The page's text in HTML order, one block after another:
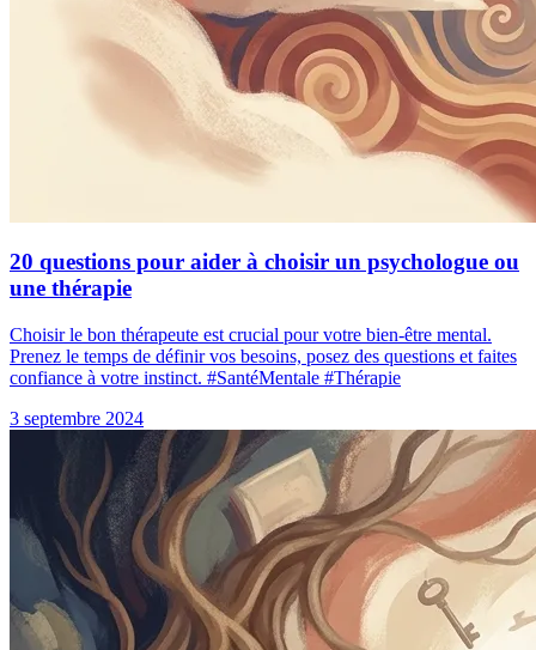
20 questions pour aider à choisir un psychologue ou
une thérapie
Choisir le bon thérapeute est crucial pour votre bien-être mental.
Prenez le temps de définir vos besoins, posez des questions et faites
confiance à votre instinct. #SantéMentale #Thérapie
3 septembre 2024